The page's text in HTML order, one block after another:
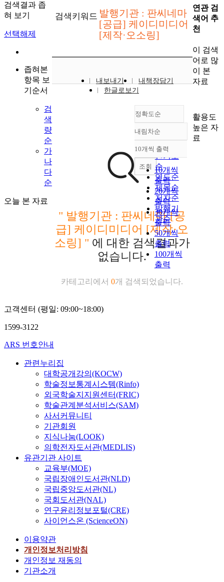
검색결과 좁
혀 보기
선택해제
좁혀본
항목 보
기순서
검
색
량
순
가
나
다
순
오늘 본 자료
검색키워드 발행기관 : 판씨네마
[공급] 케이디미디어
[제작·오소링]
내보내기
내책장담기
한글로보기
정확도순
정확도
순
인기도
순
연도순
제목순
저자순
발행기
관순
내림차순
내림차순
10개씩 출력
10개씩
출력
20개씩
출력
30개씩
출력
50개씩
출력
100개씩
출력
조회
" 발행기관 : 판씨네마 [공
급] 케이디미디어 [제작·오
소링] " 에 대한 검색결과가
없습니다.
카테고리에서0개 검색되었습니다.
연관 검
색어 추
천
이 검색
어로 많
이 본
자료
활용도
높은 자
료
고객센터 (평일: 09:00~18:00)
1599-3122
ARS 번호안내
관련누리집
대학공개강의(KOCW)
학술정보통계시스템(Rinfo)
외국학술지지원센터(FRIC)
학술관계분석서비스(SAM)
사서커뮤니티
기관회원
지식나눔(LOOK)
의학전자도서관(MEDLIS)
유관기관 사이트
교육부(MOE)
국립장애인도서관(NLD)
국립중앙도서관(NL)
국회도서관(NAL)
연구윤리정보포털(CRE)
사이언스온 (ScienceON)
이용약관
개인정보처리방침
개인정보 재동의
기관소개